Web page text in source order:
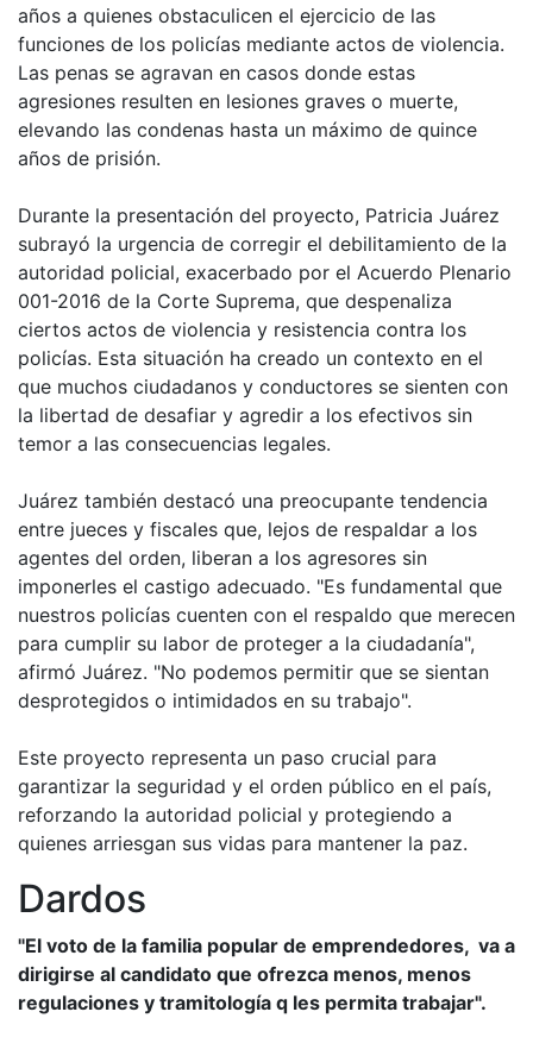
años a quienes obstaculicen el ejercicio de las
funciones de los policías mediante actos de violencia.
Las penas se agravan en casos donde estas
agresiones resulten en lesiones graves o muerte,
elevando las condenas hasta un máximo de quince
años de prisión.
Durante la presentación del proyecto, Patricia Juárez
subrayó la urgencia de corregir el debilitamiento de la
autoridad policial, exacerbado por el Acuerdo Plenario
001-2016 de la Corte Suprema, que despenaliza
ciertos actos de violencia y resistencia contra los
policías. Esta situación ha creado un contexto en el
que muchos ciudadanos y conductores se sienten con
la libertad de desafiar y agredir a los efectivos sin
temor a las consecuencias legales.
Juárez también destacó una preocupante tendencia
entre jueces y fiscales que, lejos de respaldar a los
agentes del orden, liberan a los agresores sin
imponerles el castigo adecuado. "Es fundamental que
nuestros policías cuenten con el respaldo que merecen
para cumplir su labor de proteger a la ciudadanía",
afirmó Juárez. "No podemos permitir que se sientan
desprotegidos o intimidados en su trabajo".
Este proyecto representa un paso crucial para
garantizar la seguridad y el orden público en el país,
reforzando la autoridad policial y protegiendo a
quienes arriesgan sus vidas para mantener la paz.
Dardos
"El voto de la familia popular de emprendedores, va a
dirigirse al candidato que ofrezca menos, menos
regulaciones y tramitología q les permita trabajar".